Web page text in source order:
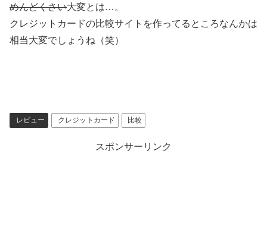
めんどくさい大変とは…。
クレジットカードの比較サイトを作ってるところなんかは
相当大変でしょうね（笑）
レビュー クレジットカード 比較
スポンサーリンク